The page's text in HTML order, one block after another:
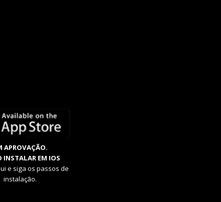
APROVAÇÃO.
INSTALAR EM IOS
e siga os passos de
instalação.